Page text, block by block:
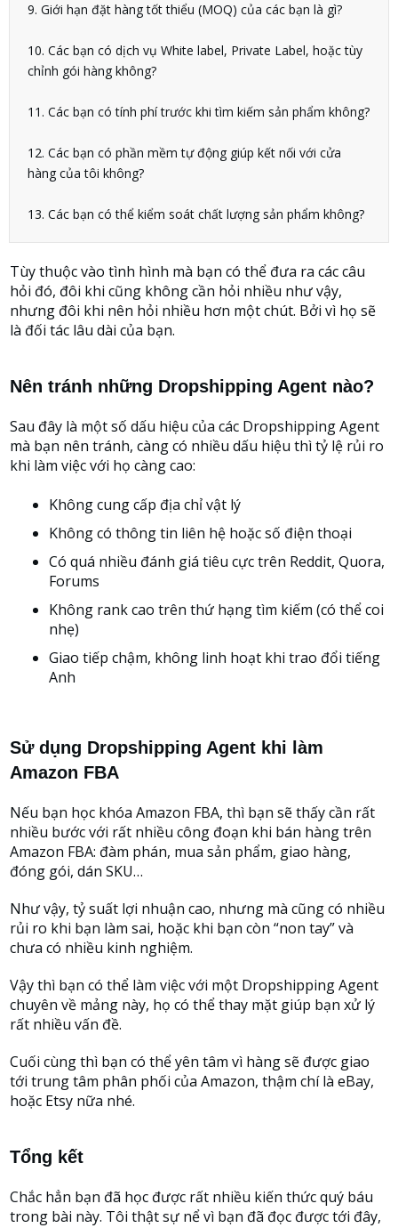
9. Giới hạn đặt hàng tốt thiểu (MOQ) của các bạn là gì?
10. Các bạn có dịch vụ White label, Private Label, hoặc tùy
chỉnh gói hàng không?
11. Các bạn có tính phí trước khi tìm kiếm sản phẩm không?
12. Các bạn có phần mềm tự động giúp kết nối với cửa
hàng của tôi không?
13. Các bạn có thể kiểm soát chất lượng sản phẩm không?
Tùy thuộc vào tình hình mà bạn có thể đưa ra các câu
hỏi đó, đôi khi cũng không cần hỏi nhiều như vậy,
nhưng đôi khi nên hỏi nhiều hơn một chút. Bởi vì họ sẽ
là đối tác lâu dài của bạn.
Nên tránh những Dropshipping Agent nào?
Sau đây là một số dấu hiệu của các Dropshipping Agent
mà bạn nên tránh, càng có nhiều dấu hiệu thì tỷ lệ rủi ro
khi làm việc với họ càng cao:
Không cung cấp địa chỉ vật lý
Không có thông tin liên hệ hoặc số điện thoại
Có quá nhiều đánh giá tiêu cực trên Reddit, Quora,
Forums
Không rank cao trên thứ hạng tìm kiếm (có thể coi
nhẹ)
Giao tiếp chậm, không linh hoạt khi trao đổi tiếng
Anh
Sử dụng Dropshipping Agent khi làm
Amazon FBA
Nếu bạn học khóa Amazon FBA, thì bạn sẽ thấy cần rất
nhiều bước với rất nhiều công đoạn khi bán hàng trên
Amazon FBA: đàm phán, mua sản phẩm, giao hàng,
đóng gói, dán SKU…
Như vậy, tỷ suất lợi nhuận cao, nhưng mà cũng có nhiều
rủi ro khi bạn làm sai, hoặc khi bạn còn “non tay” và
chưa có nhiều kinh nghiệm.
Vậy thì bạn có thể làm việc với một Dropshipping Agent
chuyên về mảng này, họ có thể thay mặt giúp bạn xử lý
rất nhiều vấn đề.
Cuối cùng thì bạn có thể yên tâm vì hàng sẽ được giao
tới trung tâm phân phối của Amazon, thậm chí là eBay,
hoặc Etsy nữa nhé.
Tổng kết
Chắc hẳn bạn đã học được rất nhiều kiến thức quý báu
trong bài này. Tôi thật sự nể vì bạn đã đọc được tới đây,